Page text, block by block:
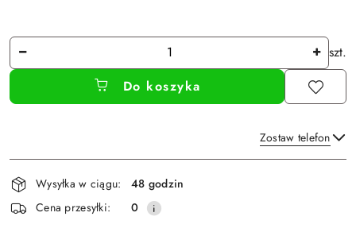
Ilość
szt.
Do koszyka
Zostaw telefon
Wyślij
Dostępność
i
dostawa
Wysyłka w ciągu:
48 godzin
Cena przesyłki:
0